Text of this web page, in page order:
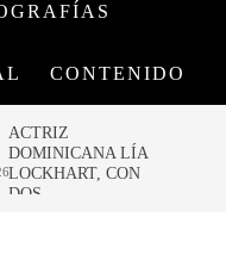
CONTENIDO